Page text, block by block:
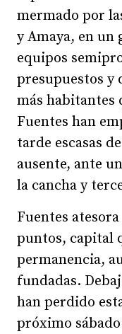
mermado por
y Amaya, en
equipos
presupuestos y
más habitantes
Fuentes han
tarde escasas
ausente, ante
la cancha y
Fuentes
puntos, capital
permanencia,
fundadas.
han perdido
próximo